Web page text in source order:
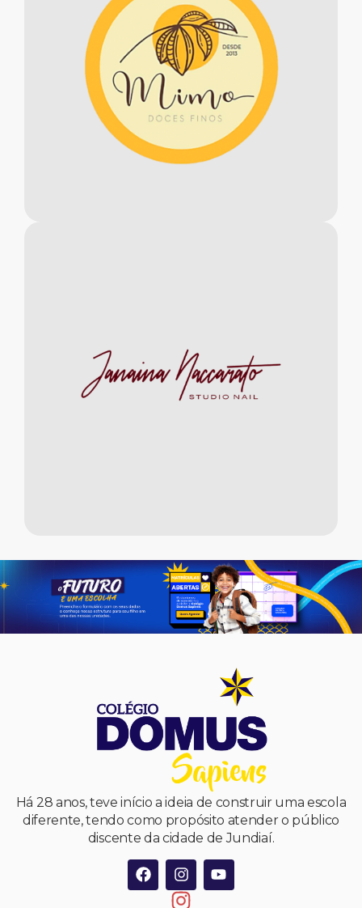
Há 28 anos, teve início a ideia de construir uma escola
diferente, tendo como propósito atender o público
discente da cidade de Jundiaí.